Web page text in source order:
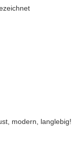
modern, langlebig!